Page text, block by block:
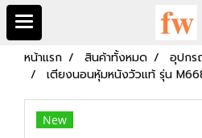
หน้าแรก สินค้าทั้งหมด
อุปก
เตียงนอนหุ้มหนังวัวแท้ รุ่น
New